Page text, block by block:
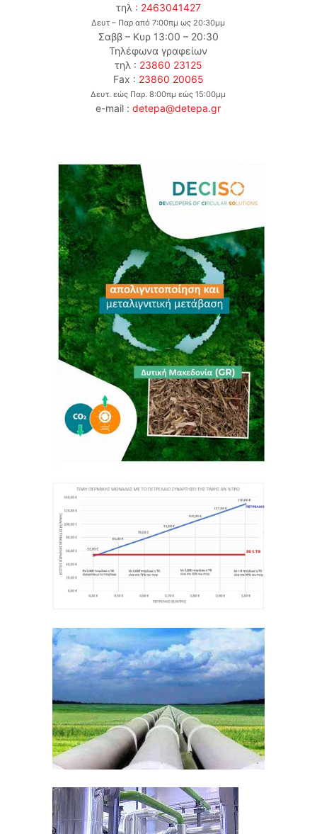
τηλ : 2463041427
Δευτ – Παρ από 7:00πμ ως 20:30μμ
Σαββ – Κυρ 13:00 – 20:30
Τηλέφωνα γραφείων
τηλ : 23860 23125
Fax : 23860 20065
Δευτ. εώς Παρ. 8:00πμ εώς 15:00μμ
e-mail :detepa@detepa.gr